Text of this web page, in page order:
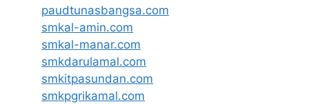
paudtunasbangsa.com
smkal-amin.com
smkal-manar.com
smkdarulamal.com
smkitpasundan.com
smkpgrikamal.com